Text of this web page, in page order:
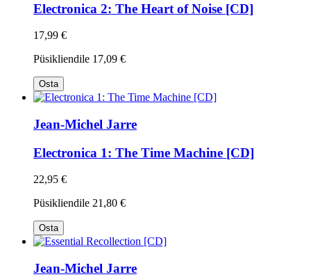
Electronica 2: The Heart of Noise [CD]
17,99 €
Püsikliendile 17,09 €
Osta
Jean-Michel Jarre
Electronica 1: The Time Machine [CD]
22,95 €
Püsikliendile 21,80 €
Osta
Jean-Michel Jarre